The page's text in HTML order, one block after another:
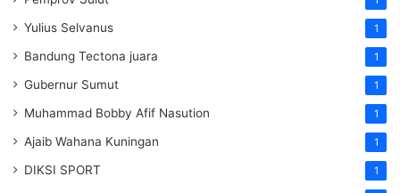
Yulius Selvanus 1
Bandung Tectona juara 1
Gubernur Sumut 1
Muhammad Bobby Afif Nasution 1
Ajaib Wahana Kuningan 1
DIKSI SPORT 1